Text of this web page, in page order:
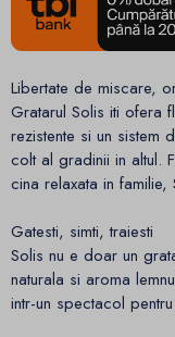
Libertate de miscare,
Gratarul Solis iti ofera
rezistente si un sistem
colt al gradinii in altul.
cina relaxata in
Gatesti, simti, traiesti
Solis nu e doar un
naturala si aroma
intr-un spectacol